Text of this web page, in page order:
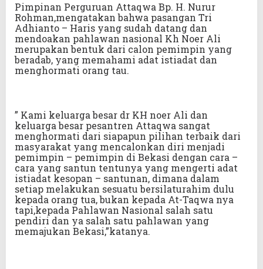
Pimpinan Perguruan Attaqwa Bp. H. Nurur
Rohman,mengatakan bahwa pasangan Tri
Adhianto – Haris yang sudah datang dan
mendoakan pahlawan nasional Kh Noer Ali
merupakan bentuk dari calon pemimpin yang
beradab, yang memahami adat istiadat dan
menghormati orang tau.
” Kami keluarga besar dr KH noer Ali dan
keluarga besar pesantren Attaqwa sangat
menghormati dari siapapun pilihan terbaik dari
masyarakat yang mencalonkan diri menjadi
pemimpin – pemimpin di Bekasi dengan cara –
cara yang santun tentunya yang mengerti adat
istiadat kesopan – santunan, dimana dalam
setiap melakukan sesuatu bersilaturahim dulu
kepada orang tua, bukan kepada At-Taqwa nya
tapi,kepada Pahlawan Nasional salah satu
pendiri dan ya salah satu pahlawan yang
memajukan Bekasi,”katanya.